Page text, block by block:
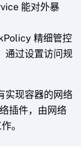
能对外暴
精细管控
通过设置访问规
实现容器的网络
插件，由网络
。